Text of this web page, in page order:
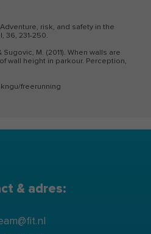
Adventure, risk, and safety in the
36, 231-250.
Sugovic, M. (2011). When walls are
wall height in parkour. Perception,
freerunning
& adres: